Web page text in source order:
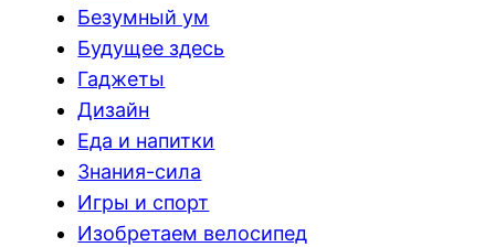
Безумный ум
Будущее здесь
Гаджеты
Дизайн
Еда и напитки
Знания-сила
Игры и спорт
Изобретаем велосипед